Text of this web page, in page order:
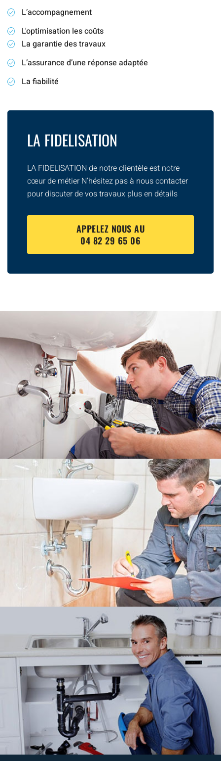
L’accompagnement
L'optimisation les coûts
La garantie des travaux
L’assurance d’une réponse adaptée
La fiabilité
LA FIDELISATION
LA FIDELISATION de notre clientèle est notre
cœur de métier N’hésitez pas à nous contacter
pour discuter de vos travaux plus en détails
APPELEZ NOUS AU
04 82 29 65 06